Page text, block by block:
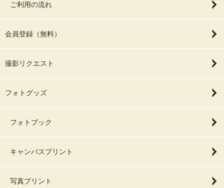
ご利用の流れ
会員登録（無料）
撮影リクエスト
フォトグッズ
フォトブック
キャンバスプリント
写真プリント